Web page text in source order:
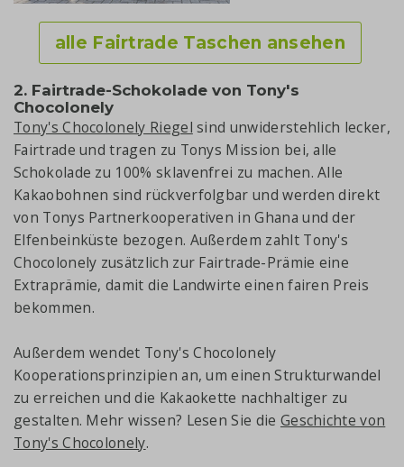
alle Fairtrade Taschen ansehen
2. Fairtrade-Schokolade von Tony's
Chocolonely
Tony's Chocolonely Riegel sind unwiderstehlich lecker,
Fairtrade und tragen zu Tonys Mission bei, alle
Schokolade zu 100% sklavenfrei zu machen. Alle
Kakaobohnen sind rückverfolgbar und werden direkt
von Tonys Partnerkooperativen in Ghana und der
Elfenbeinküste bezogen. Außerdem zahlt Tony's
Chocolonely zusätzlich zur Fairtrade-Prämie eine
Extraprämie, damit die Landwirte einen fairen Preis
bekommen.
Außerdem wendet Tony's Chocolonely
Kooperationsprinzipien an, um einen Strukturwandel
zu erreichen und die Kakaokette nachhaltiger zu
gestalten. Mehr wissen? Lesen Sie die Geschichte von
Tony's Chocolonely.